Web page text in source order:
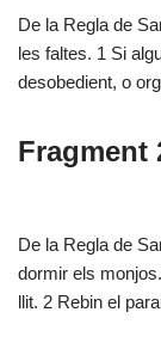
De la Regla de
les faltes. 1 Si
desobedient, o
Fragment
De la Regla de
dormir els
llit. 2 Rebin el